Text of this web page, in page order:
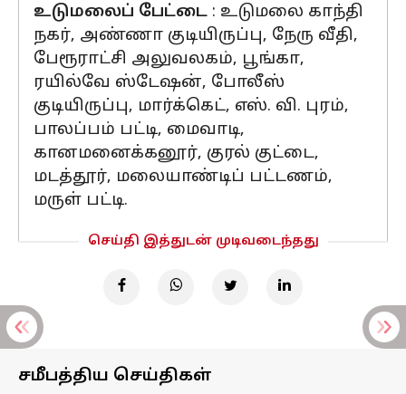
உடுமலைப் பேட்டை : உடுமலை காந்தி
நகர், அண்ணா குடியிருப்பு, நேரு வீதி,
பேரூராட்சி அலுவலகம், பூங்கா,
ரயில்வே ஸ்டேஷன், போலீஸ்
குடியிருப்பு, மார்க்கெட், எஸ். வி. புரம்,
பாலப்பம் பட்டி, மைவாடி,
கானமனைக்கனூர், குரல் குட்டை,
மடத்தூர், மலையாண்டிப் பட்டணம்,
மருள் பட்டி.
செய்தி இத்துடன் முடிவடைந்தது
சமீபத்திய செய்திகள்